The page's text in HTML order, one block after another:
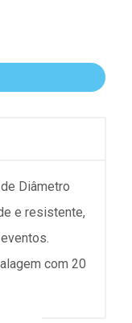
Diâmetro
e resistente,
com 20